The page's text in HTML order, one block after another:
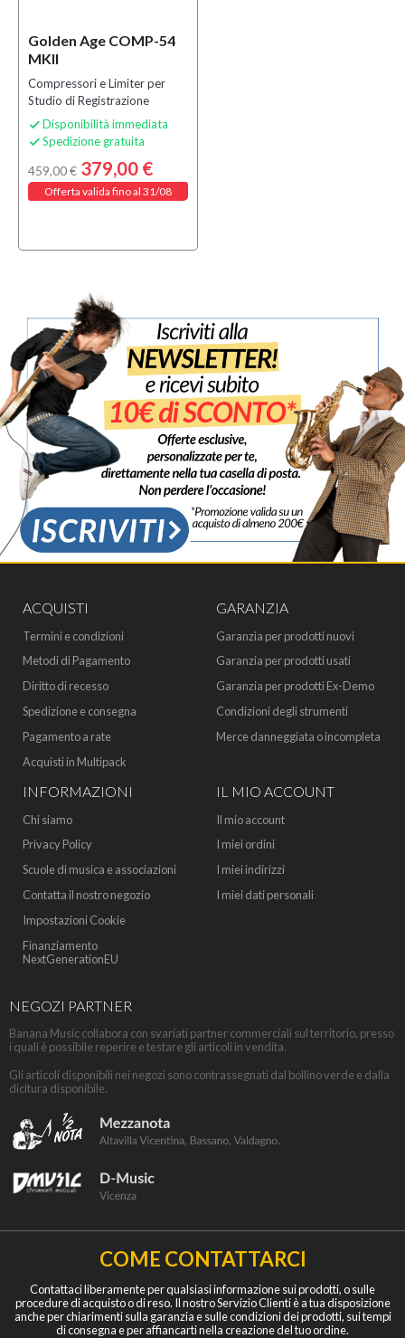
Golden Age COMP-54
MKII
Compressori e Limiter per
Studio di Registrazione
 Disponibilità immediata
 Spedizione gratuita
459,00 € 379,00 €
Offerta valida fino al 31/08
ACQUISTI
Termini e condizioni
Metodi di Pagamento
Diritto di recesso
Spedizione e consegna
Pagamento a rate
Acquisti in Multipack
GARANZIA
Garanzia per prodotti nuovi
Garanzia per prodotti usati
Garanzia per prodotti Ex-Demo
Condizioni degli strumenti
Merce danneggiata o incompleta
INFORMAZIONI
Chi siamo
Privacy Policy
Scuole di musica e associazioni
Contatta il nostro negozio
Impostazioni Cookie
Finanziamento
NextGenerationEU
IL MIO ACCOUNT
Il mio account
I miei ordini
I miei indirizzi
I miei dati personali
NEGOZI PARTNER
Banana Music collabora con svariati partner commerciali sul territorio, presso
i quali è possibile reperire e testare gli articoli in vendita.
Gli articoli disponibili nei negozi sono contrassegnati dal bollino verde e dalla
dicitura disponibile.
COME CONTATTARCI
Contattaci liberamente per qualsiasi informazione sui prodotti, o sulle
procedure di acquisto o di reso. Il nostro Servizio Clienti è a tua disposizione
anche per chiarimenti sulla garanzia e sulle condizioni dei prodotti, sui tempi
di consegna e per affiancarti nella creazione del tuo ordine.